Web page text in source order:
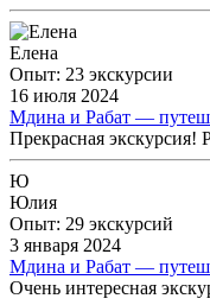
Елена
Опыт: 23 экскурсии
16 июля 2024
Мдина и Рабат —
Прекрасная экскурсия!
Ю
Юлия
Опыт: 29 экскурсий
3 января 2024
Мдина и Рабат —
Очень интересная